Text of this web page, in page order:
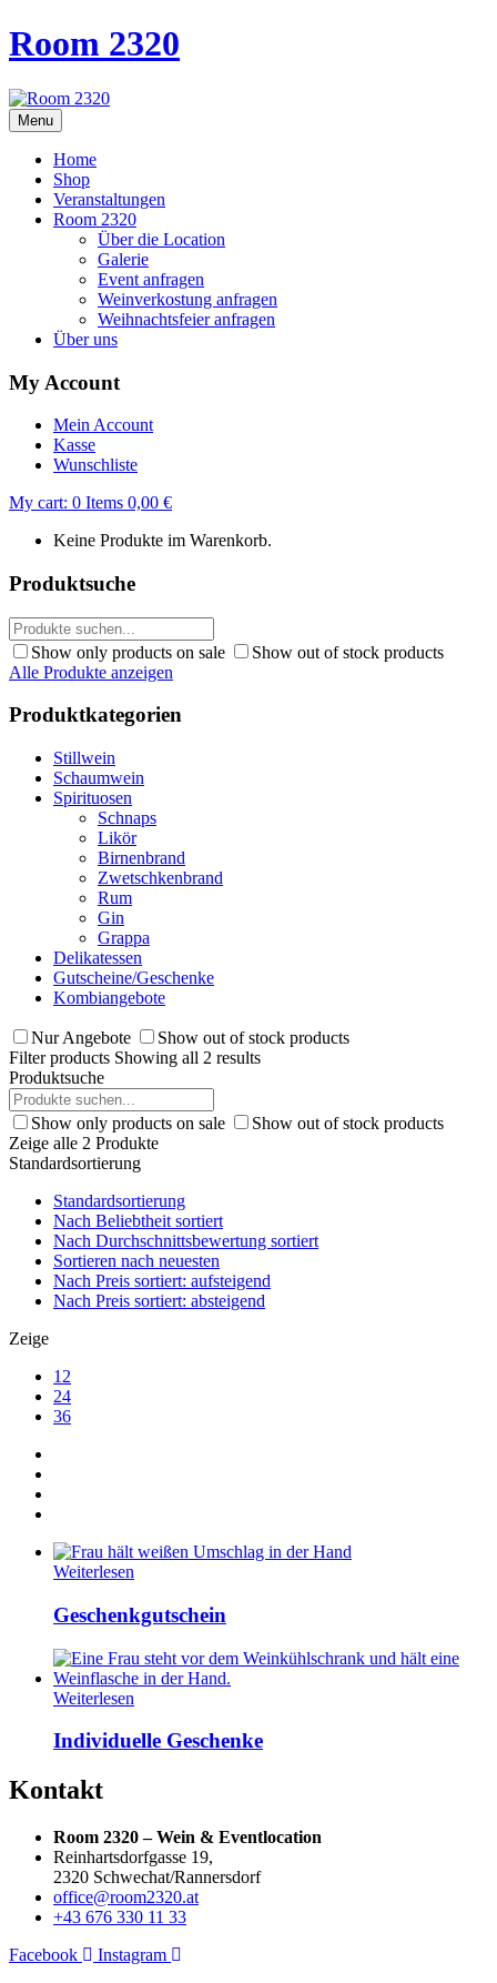
Room 2320
Menu
Home
Shop
Veranstaltungen
Room 2320
Über die Location
Galerie
Event anfragen
Weinverkostung anfragen
Weihnachtsfeier anfragen
Über uns
My Account
Mein Account
Kasse
Wunschliste
My cart: 0 Items 0,00 €
Keine Produkte im Warenkorb.
Produktsuche
Show only products on sale
Show out of stock products
Alle Produkte anzeigen
Produktkategorien
Stillwein
Schaumwein
Spirituosen
Schnaps
Likör
Birnenbrand
Zwetschkenbrand
Rum
Gin
Grappa
Delikatessen
Gutscheine/Geschenke
Kombiangebote
Nur Angebote
Show out of stock products
Filter products Showing all 2 results
Produktsuche
Show only products on sale
Show out of stock products
Zeige alle 2 Produkte
Standardsortierung
Standardsortierung
Nach Beliebtheit sortiert
Nach Durchschnittsbewertung sortiert
Sortieren nach neuesten
Nach Preis sortiert: aufsteigend
Nach Preis sortiert: absteigend
Zeige
12
24
36
Weiterlesen
Geschenkgutschein
Weiterlesen
Individuelle Geschenke
Kontakt
Room 2320 – Wein & Eventlocation
Reinhartsdorfgasse 19,
2320 Schwechat/Rannersdorf
office@room2320.at
+43 676 330 11 33
Facebook
Instagram